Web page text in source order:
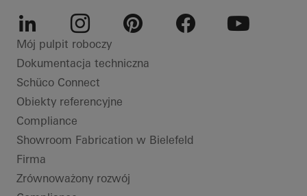
LinkedIn Instagram
Mój pulpit roboczy
Dokumentacja techniczna
Schüco Connect
Obiekty referencyjne
Compliance
Showroom Fabrication w Bielefeld
Firma
Zrównoważony rozwój